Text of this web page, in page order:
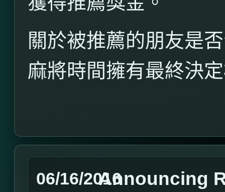
關於被推薦的朋友是
麻將時間擁有最終決
06/16/2016Announcing